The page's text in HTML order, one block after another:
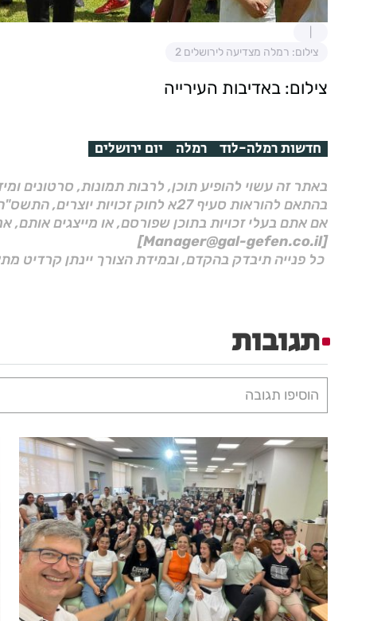
צילום: רמלה מצדיעה לירושלים 2
צילום: באדיבות העירייה
חדשות רמלה-לוד רמלה יום ירושלים
באתר זה עשוי להופיע תוכן, לרבות תמונות, סרטונים
בהתאם להוראות סעיף 27א לחוק זכויות יוצרים, התשס"ח–2007.
אם אתם בעלי זכויות בתוכן שפורסם, או מייצגים אותם,
[Manager@gal-gefen.co.il]
כל פנייה תיבדק בהקדם, ובמידת הצורך יינתן קרדיט
תגובות
הוסיפו תגובה